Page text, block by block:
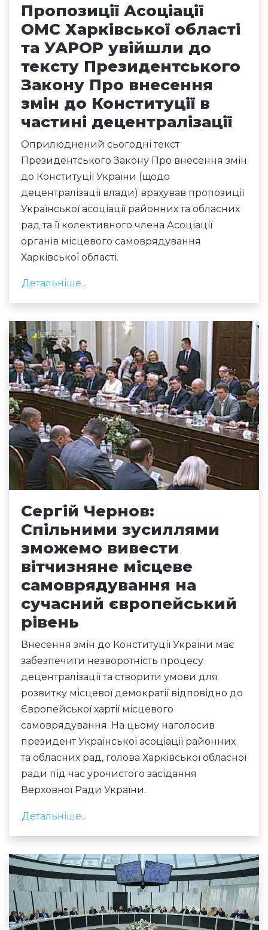
Пропозиції Асоціації
ОМС Харківської області
та УАРОР увійшли до
тексту Президентського
Закону Про внесення
змін до Конституції в
частині децентралізації
Оприлюднений сьогодні текст
Президентського Закону Про внесення змін
до Конституції України (щодо
децентралізації влади) врахував пропозиції
Української асоціації районних та обласних
рад та її колективного члена Асоціації
органів місцевого самоврядування
Харківської області.
Детальніше...
Сергій Чернов:
Спільними зусиллями
зможемо вивести
вітчизняне місцеве
самоврядування на
сучасний європейський
рівень
Внесення змін до Конституції України має
забезпечити незворотність процесу
децентралізації та створити умови для
розвитку місцевої демократії відповідно до
Європейської хартії місцевого
самоврядування. На цьому наголосив
президент Української асоціації районних
та обласних рад, голова Харківської обласної
ради під час урочистого засідання
Верховної Ради України.
Детальніше...